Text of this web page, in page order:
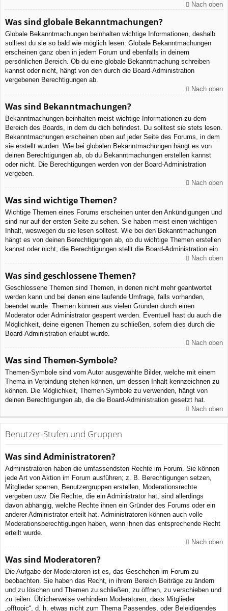
Nach oben
Was sind globale Bekanntmachungen?
Globale Bekanntmachungen beinhalten wichtige Informationen, deshalb
solltest du sie so bald wie möglich lesen. Globale Bekanntmachungen
erscheinen ganz oben in jedem Forum und ebenfalls in deinem
persönlichen Bereich. Ob du eine globale Bekanntmachung schreiben
kannst oder nicht, hängt von den durch die Board-Administration
vergebenen Berechtigungen ab.
Nach oben
Was sind Bekanntmachungen?
Bekanntmachungen beinhalten meist wichtige Informationen zu dem
Bereich des Boards, in dem du dich befindest. Du solltest sie stets lesen.
Bekanntmachungen erscheinen oben auf jeder Seite des Forums, in dem
sie erstellt wurden. Wie bei globalen Bekanntmachungen hängt es von
deinen Berechtigungen ab, ob du Bekanntmachungen erstellen kannst
oder nicht. Die Berechtigungen werden von der Board-Administration
vergeben.
Nach oben
Was sind wichtige Themen?
Wichtige Themen eines Forums erscheinen unter den Ankündigungen und
sind nur auf der ersten Seite zu sehen. Sie haben meist einen wichtigen
Inhalt, weswegen du sie lesen solltest. Wie bei den Bekanntmachungen
hängt es von deinen Berechtigungen ab, ob du wichtige Themen erstellen
kannst oder nicht; die Berechtigungen stellt die Board-Administration ein.
Nach oben
Was sind geschlossene Themen?
Geschlossene Themen sind Themen, in denen nicht mehr geantwortet
werden kann und bei denen eine laufende Umfrage, falls vorhanden,
beendet wurde. Themen können aus vielen Gründen durch einen
Moderator oder Administrator gesperrt werden. Eventuell hast du auch die
Möglichkeit, deine eigenen Themen zu schließen, sofern dies durch die
Board-Administration erlaubt wurde.
Nach oben
Was sind Themen-Symbole?
Themen-Symbole sind vom Autor ausgewählte Bilder, welche mit einem
Thema in Verbindung stehen können, um dessen Inhalt kennzeichnen zu
können. Die Möglichkeit, Themen-Symbole zu verwenden, hängt von
deinen Berechtigungen ab, die die Board-Administration gesetzt hat.
Nach oben
Benutzer-Stufen und Gruppen
Was sind Administratoren?
Administratoren haben die umfassendsten Rechte im Forum. Sie können
jede Art von Aktion im Forum ausführen; z. B. Berechtigungen setzen,
Mitglieder sperren, Benutzergruppen erstellen, Moderationsrechte
vergeben usw. Die Rechte, die ein Administrator hat, sind allerdings
davon abhängig, welche Rechte ihnen ein Gründer des Forums oder ein
anderer Administrator erteilt hat. Administratoren können auch volle
Moderationsberechtigungen haben, wenn ihnen das entsprechende Recht
erteilt wurde.
Nach oben
Was sind Moderatoren?
Die Aufgabe der Moderatoren ist es, das Geschehen im Forum zu
beobachten. Sie haben das Recht, in ihrem Bereich Beiträge zu ändern
und zu löschen und Themen zu schließen, zu öffnen, zu verschieben und
zu teilen. Üblicherweise verhindern Moderatoren, dass Mitglieder
„offtopic“, d. h. etwas nicht zum Thema Passendes, oder Beleidigendes